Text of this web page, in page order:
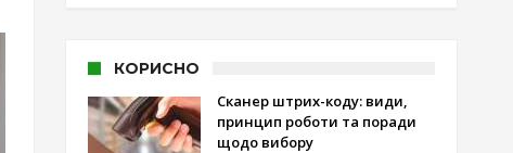
КОРИСНО
Сканер штрих-коду: види,
принцип роботи та поради
щодо вибору